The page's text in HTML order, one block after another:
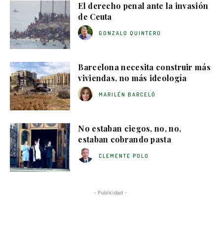
El derecho penal ante la invasión
de Ceuta
GONZALO QUINTERO
Barcelona necesita construir más
viviendas, no más ideología
MARILÉN BARCELÓ
No estaban ciegos, no, no,
estaban cobrando pasta
CLEMENTE POLO
- Publicidad -